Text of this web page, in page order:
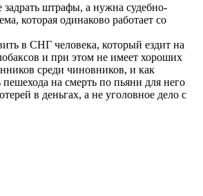
штрафы, а нужна судебно-
которая одинаково работает со
в СНГ человека, который ездит на
и при этом не имеет хороших
среди чиновников, и как
пешехода на смерть по пьяни для него
в деньгах, а не уголовное дело с